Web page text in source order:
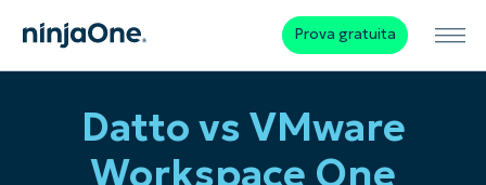
Prova gratuita
Datto vs VMware
Workspace One